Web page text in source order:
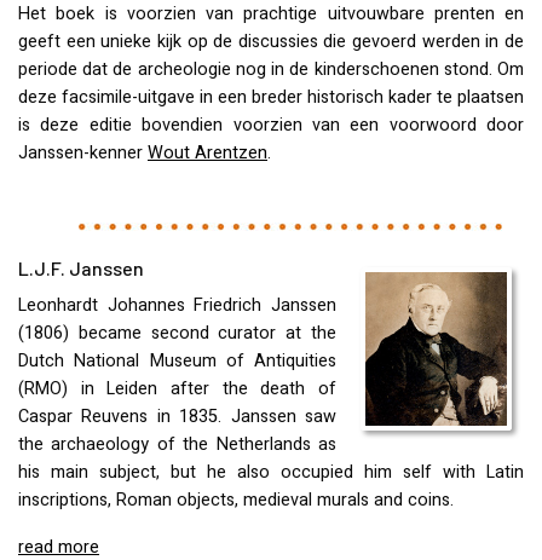
Het boek is voorzien van prachtige uitvouwbare prenten en
geeft een unieke kijk op de discussies die gevoerd werden in de
periode dat de archeologie nog in de kinderschoenen stond. Om
deze facsimile-uitgave in een breder historisch kader te plaatsen
is deze editie bovendien voorzien van een voorwoord door
Janssen-kennerWout Arentzen.
L.J.F. Janssen
Leonhardt Johannes Friedrich Janssen
(1806) became second curator at the
Dutch National Museum of Antiquities
(RMO) in Leiden after the death of
Caspar Reuvens in 1835. Janssen saw
the archaeology of the Netherlands as
his main subject, but he also occupied him self with Latin
inscriptions, Roman objects, medieval murals and coins.
read more